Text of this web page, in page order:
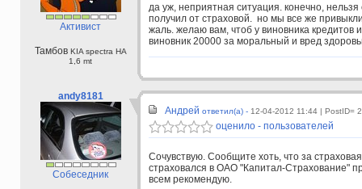
Активист
Тамбов KIA spectra HA
1,6 mt
да уж, неприятная ситуация. конечно,
получил от страховой. но мы все же
жаль. желаю вам, чтоб у виновника
виновник 20000 за моральный и вред
andy8181
Собеседник
Андрей ответил(а) - 12-04-2012 11:44 | PostID=
оценило - пользователей
Сочувствую. Сообщите хоть, что за
страховался в ОАО "Капитал-Страхование"
всем рекомендую.